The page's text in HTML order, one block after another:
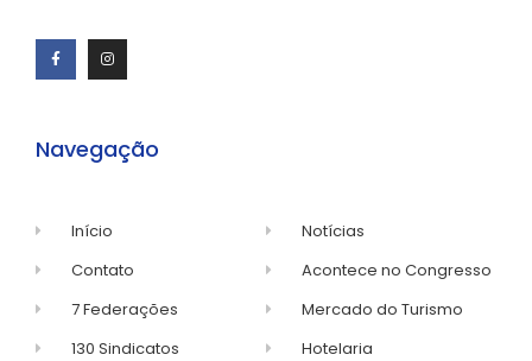
Navegação
Início
Contato
7 Federações
130 Sindicatos
Notícias
Acontece no Congresso
Mercado do Turismo
Hotelaria